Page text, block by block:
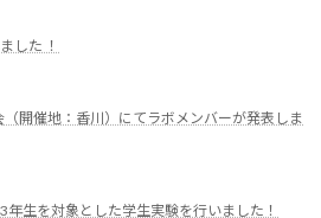
した ！
開催地：香川）にてラボメンバーが発表しま
生を対象とした学生実験を行いました！